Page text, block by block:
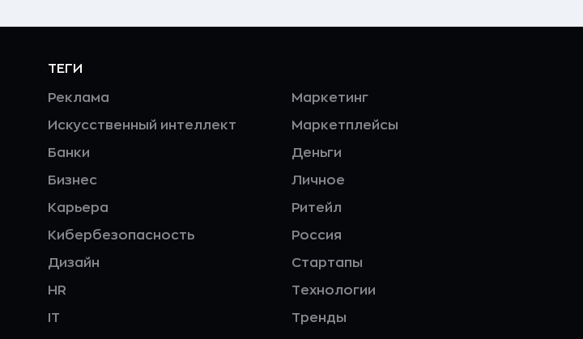
ТЕГИ
Реклама
Искусственный интеллект
Банки
Бизнес
Карьера
Кибербезопасность
Дизайн
HR
IT
Маркетинг
Маркетплейсы
Деньги
Личное
Ритейл
Россия
Стартапы
Технологии
Тренды